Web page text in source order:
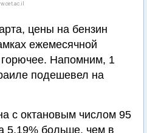
цены на бензин
ежемесячной
горючее. Напомним, 1
подешевел на
с октановым числом 95
5,19% больше, чем в